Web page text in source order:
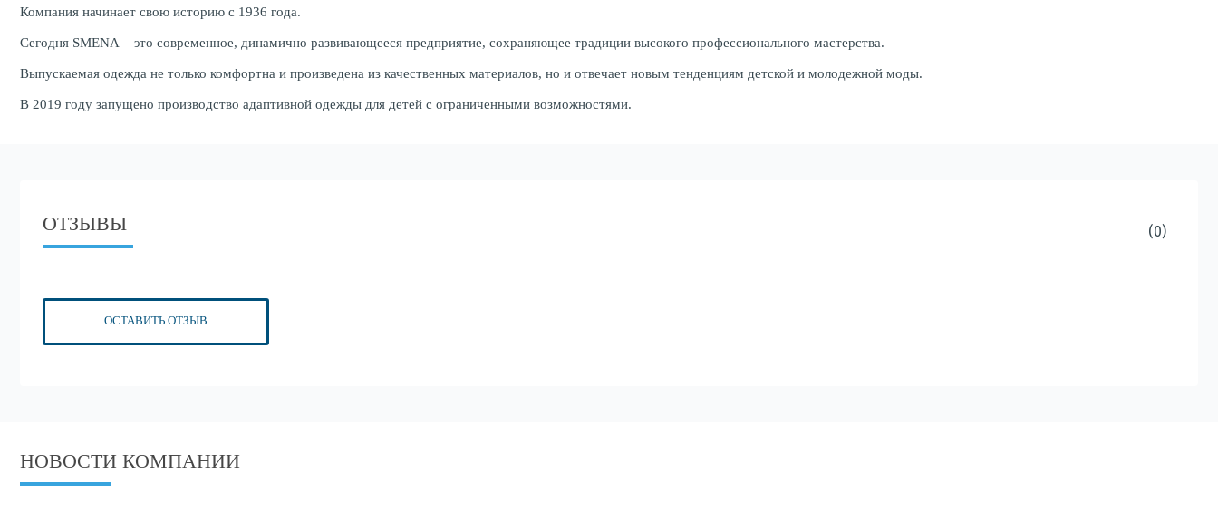
Компания начинает свою историю с 1936 года.
Сегодня SMENA – это современное, динамично развивающееся предприятие, сохраняющее традиции высокого профессионального мастерства.
Выпускаемая одежда не только комфортна и произведена из качественных материалов, но и отвечает новым тенденциям детской и молодежной моды.
В 2019 году запущено производство адаптивной одежды для детей с ограниченными возможностями.
ОТЗЫВЫ (0)
ОСТАВИТЬ ОТЗЫВ
НОВОСТИ КОМПАНИИ